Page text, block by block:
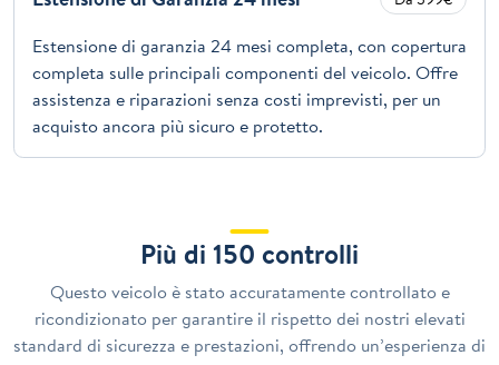
Estensione di garanzia 24 mesi completa, con copertura
completa sulle principali componenti del veicolo. Offre
assistenza e riparazioni senza costi imprevisti, per un
acquisto ancora più sicuro e protetto.
Più di 150 controlli
Questo veicolo è stato accuratamente controllato e
ricondizionato per garantire il rispetto dei nostri elevati
standard di sicurezza e prestazioni, offrendo un’esperienza di